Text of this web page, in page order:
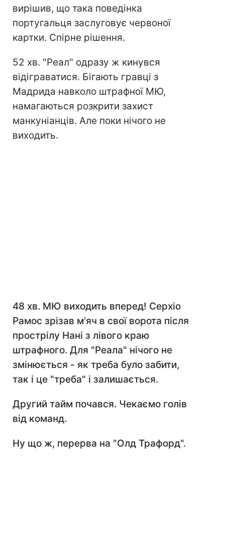
вирішив, що така поведінка
португальця заслуговує червоної
картки. Спірне рішення.
52 хв. "Реал" одразу ж кинувся
відіграватися. Бігають гравці з
Мадрида навколо штрафної МЮ,
намагаються розкрити захист
манкуніанців. Але поки нічого не
виходить.
48 хв. МЮ виходить вперед! Серхіо
Рамос зрізав м'яч в свої ворота після
прострілу Нані з лівого краю
штрафного. Для "Реала" нічого не
змінюється - як треба було забити,
так і це "треба" і залишається.
Другий тайм почався. Чекаємо голів
від команд.
Ну що ж, перерва на "Олд Трафорд".